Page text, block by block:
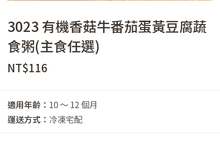
3023 有機香菇牛番茄蛋黃豆腐蔬
食粥(主食任選)
NT$116
適用年齡： 10 ～ 12 個月
運送方式： 冷凍宅配